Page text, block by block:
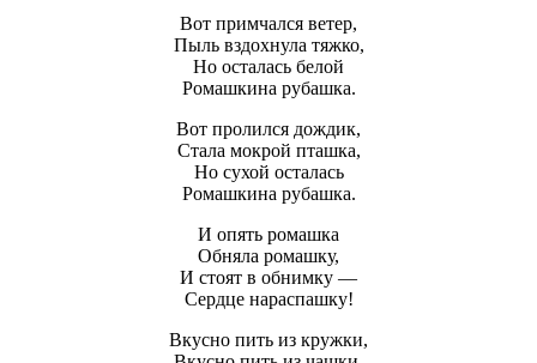
Вот примчался ветер,
Пыль вздохнула тяжко,
Но осталась белой
Ромашкина рубашка.
Вот пролился дождик,
Стала мокрой пташка,
Но сухой осталась
Ромашкина рубашка.
И опять ромашка
Обняла ромашку,
И стоят в обнимку —
Сердце нараспашку!
Вкусно пить из кружки,